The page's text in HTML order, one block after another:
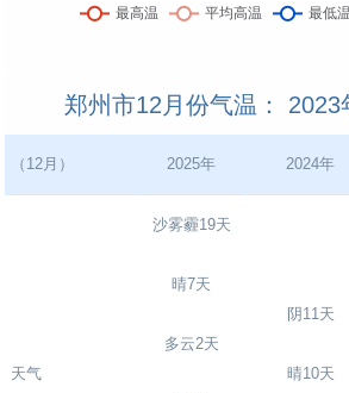
郑州市12月份气温： 2023
（12月） 2025年 2024年
天气
沙雾霾19天
晴7天
多云2天
阴11天
晴10天